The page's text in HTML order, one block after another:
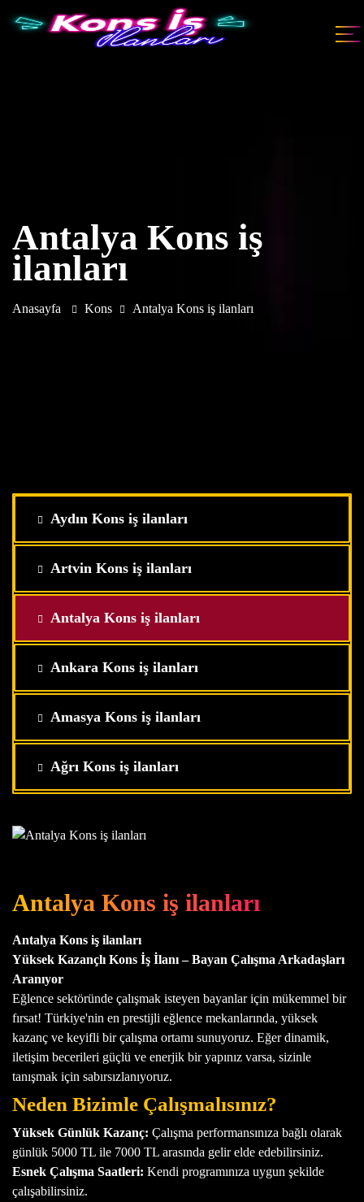
Antalya Kons iş
ilanları
Anasayfa Kons Antalya Kons iş ilanları
Aydın Kons iş ilanları
Artvin Kons iş ilanları
Antalya Kons iş ilanları
Ankara Kons iş ilanları
Amasya Kons iş ilanları
Ağrı Kons iş ilanları
Antalya Kons iş ilanları
Antalya Kons iş ilanları
Yüksek Kazançlı Kons İş İlanı – Bayan Çalışma Arkadaşları
Aranıyor
Eğlence sektöründe çalışmak isteyen bayanlar için mükemmel bir
fırsat! Türkiye'nin en prestijli eğlence mekanlarında, yüksek
kazanç ve keyifli bir çalışma ortamı sunuyoruz. Eğer dinamik,
iletişim becerileri güçlü ve enerjik bir yapınız varsa, sizinle
tanışmak için sabırsızlanıyoruz.
Neden Bizimle Çalışmalısınız?
Yüksek Günlük Kazanç: Çalışma performansınıza bağlı olarak
günlük 5000 TL ile 7000 TL arasında gelir elde edebilirsiniz.
Esnek Çalışma Saatleri: Kendi programınıza uygun şekilde
çalışabilirsiniz.